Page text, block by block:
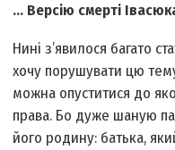
... Версію смерті
Нині з’явилося багато
хочу порушувати цю
можна опуститися до
права. Бо дуже шаную
його родину: батька,